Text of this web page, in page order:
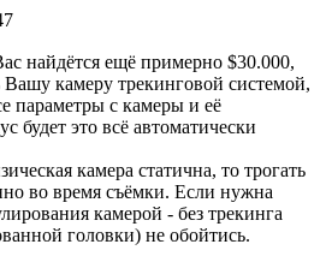
найдётся ещё примерно $30.000,
камеру трекинговой системой,
параметры с камеры и её
будет это всё автоматически
камера статична, то трогать
во время съёмки. Если нужна
камерой - без трекинга
головки) не обойтись.